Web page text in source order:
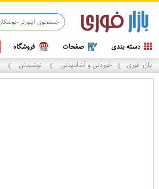
دسته بندی صفحات فروشگاه
بازار فوری ❯ خوردنی و آشامیدنی ❯ نوشیدنی ❯